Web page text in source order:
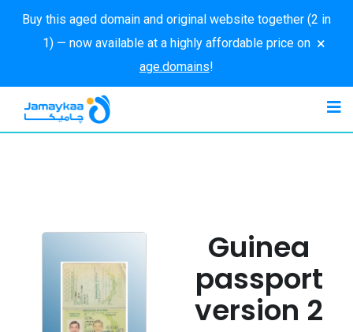
Buy this aged domain and original website together (2 in
1) — now available at a highly affordable price on
age.domains!
×
Guinea
passport
version 2